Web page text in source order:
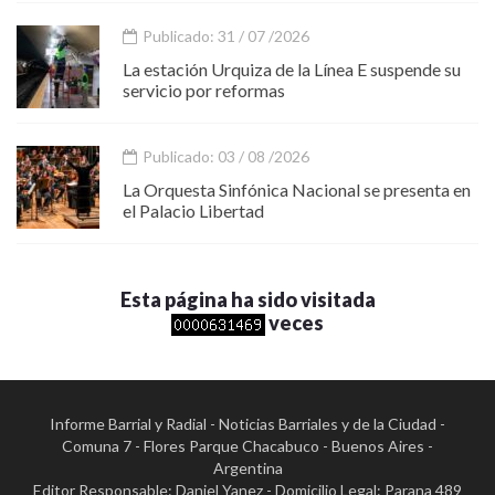
Publicado: 31 / 07 /2026
La estación Urquiza de la Línea E suspende su
servicio por reformas
Publicado: 03 / 08 /2026
La Orquesta Sinfónica Nacional se presenta en
el Palacio Libertad
Esta página ha sido visitada
veces
Informe Barrial y Radial - Noticias Barriales y de la Ciudad -
Comuna 7 - Flores Parque Chacabuco - Buenos Aires -
Argentina
Editor Responsable: Daniel Yanez - Domicilio Legal: Parana 489